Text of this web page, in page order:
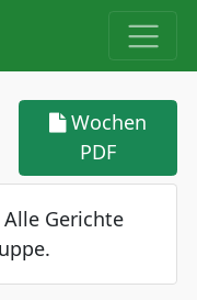
Wochen
PDF
Gerichte